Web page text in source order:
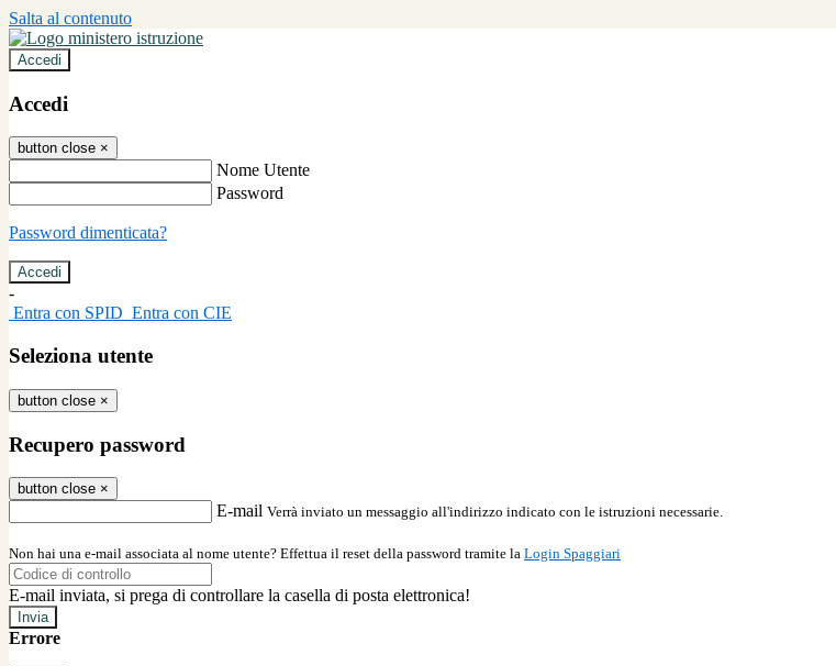
Salta al contenuto
Accedi
Accedi
button close ×
Nome Utente
Password
Password dimenticata?
-
Entra con SPID Entra con CIE
Seleziona utente
button close ×
Recupero password
button close ×
E-mail Verrà inviato un messaggio all'indirizzo indicato con le istruzioni necessarie.
Non hai una e-mail associata al nome utente? Effettua il reset della password tramite la Login Spaggiari
E-mail inviata, si prega di controllare la casella di posta elettronica!
Errore